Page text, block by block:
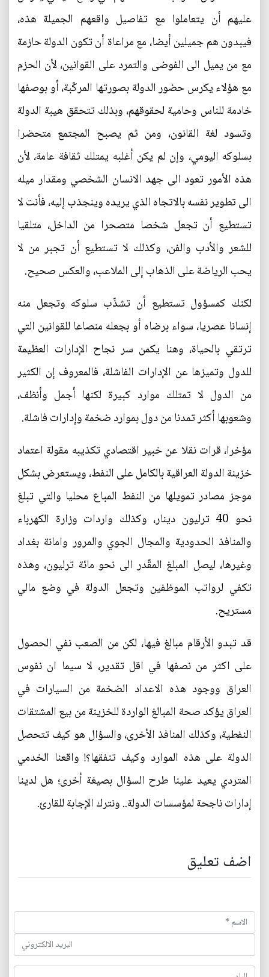
عليهم أن يتعاملوا مع تفاصيل واقعهم الجميلة هذه،
فيبدون هم جميلين أيضا، مع مراعاة أن تكون الدولة حازمة
مع من يميل الى الفوضى والتمرد على القوانين، لأن الحزم
مع هؤلاء يكرس حضور الدولة بصورتها المركّبة، أو بوصفها
خادمة للناس وحامية لحقوقهم، وبذلك تتحقق هيبة الدولة
وتسود لغة القانون، ومن ثم يصبح المجتمع متحضرا
بسلوكه اليومي، وإن لم يكن أغلبه يمتلك ثقافة عامة، لأن
هذه الأمور تعود الى جهد الانسان الشخصي ومقدار ميله
الى تطوير نفسه بالاتجاه الذي يريده وينجذب إليه، فأنت لا
تستطيع أن تجعل شخصا متصحرا من الداخل، متلقيا
للشعر والأدب والفن، وكذلك لا تستطيع أن تجبر من لا
يحب الرياضة على الذهاب إلى الملاعب، والعكس صحيح.
لكنك كمسؤول تستطيع أن تشذّب سلوكه وتجعل منه
إنسانا عصريا، سواء برضاه أو بجعله منصاعا للقوانين التي
ترتقي بالحياة، وهنا يكمن سر نجاح الإدارات العظيمة
للدول وتميزها عن الإدارات الفاشلة، فالمعروف إن الكثير
من الدول لا تمتلك موارد كبيرة لكنها أجمل وأنظف،
وشعوبها أكثر تمدنا من دول بموارد ضخمة وإدارات فاشلة.
مؤخرا، قرات نقلا عن خبير اقتصادي تكذيبه مقولة اعتماد
خزينة الدولة العراقية بالكامل على النفط، ويستعرض بشكل
موجز مصادر تمويلها من النفط المباع محليا والتي تبلغ
نحو 40 ترليون دينار، وكذلك واردات وزارة الكهرباء
والمنافذ الحدودية والمجال الجوي والمرور وامانة بغداد
وغيرها، ليصل المبلغ المقّدر الى نحو مائة ترليون، وهذه
تكفي لرواتب الموظفين وتجعل الدولة في وضع مالي
مستريح.
قد تبدو الأرقام مبالغ فيها، لكن من الصعب نفي الحصول
على اكثر من نصفها في اقل تقدير، لا سيما ان نفوس
العراق ووجود هذه الاعداد الضخمة من السيارات في
العراق يؤكد صحة المبالغ الواردة للخزينة من بيع المشتقات
النفطية، وكذلك المنافذ الأخرى، والسؤال هو كيف تتحصل
الدولة على هذه الموارد وكيف تنفقها؟! واقعنا الخدمي
المتردي يعيد علينا طرح السؤال بصيغة أخرى؛ هل لدينا
إدارات ناجحة لمؤسسات الدولة.. ونترك الإجابة للقارئ.
اضف تعليق